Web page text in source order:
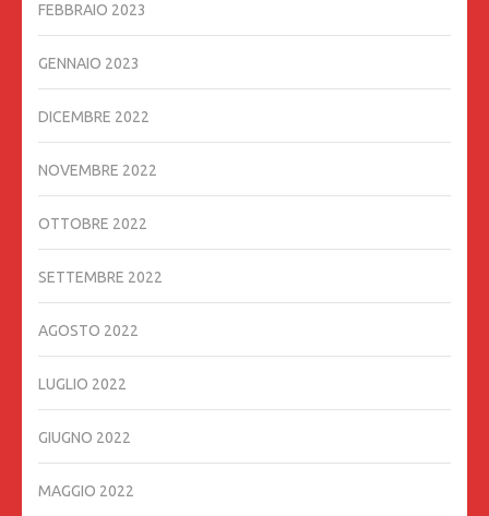
FEBBRAIO 2023
GENNAIO 2023
DICEMBRE 2022
NOVEMBRE 2022
OTTOBRE 2022
SETTEMBRE 2022
AGOSTO 2022
LUGLIO 2022
GIUGNO 2022
MAGGIO 2022